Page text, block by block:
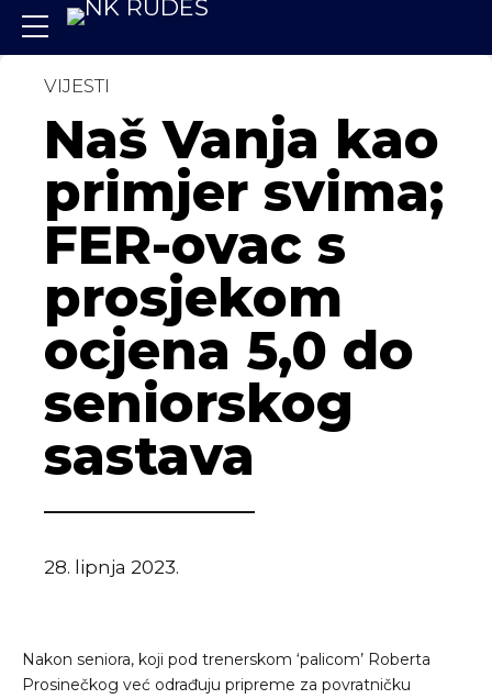
VIJESTI
Naš Vanja kao
primjer svima;
FER-ovac s
prosjekom
ocjena 5,0 do
seniorskog
sastava
28. lipnja 2023.
Nakon seniora, koji pod trenerskom ‘palicom’ Roberta
Prosinečkog već odrađuju pripreme za povratničku